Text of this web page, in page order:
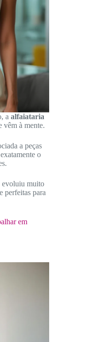
a alfaiataria
vêm à mente.
a peças
o
evoluiu muito
perfeitas para
em